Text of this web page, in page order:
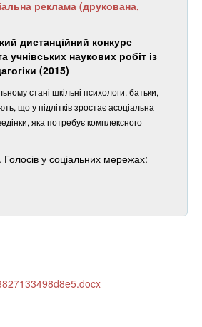
реклама (друкована,
дистанційний конкурс
учнівських наукових робіт із
(2015)
стані шкільні психологи, батьки,
що у підлітків зростає асоціальна
яка потребує комплексного
. Голосів у соціальних мережах: